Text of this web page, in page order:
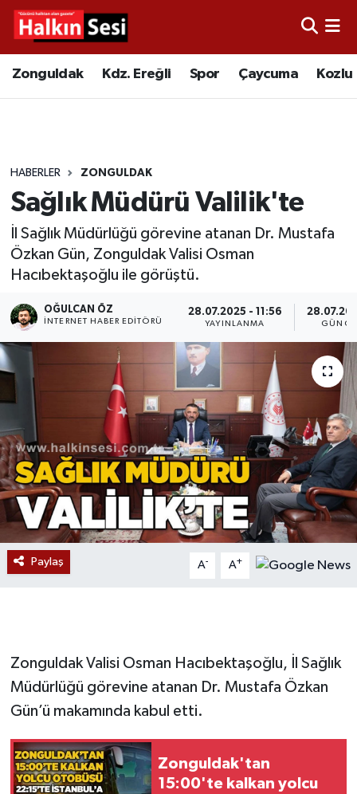
Zonguldak Kdz. Ereğli Spor Çaycuma Kozlu
HABERLER ZONGULDAK
Sağlık Müdürü Valilik'te
İl Sağlık Müdürlüğü görevine atanan Dr. Mustafa
Özkan Gün, Zonguldak Valisi Osman
Hacıbektaşoğlu ile görüştü.
OĞULCAN ÖZ
İNTERNET HABER EDITÖRÜ
28.07.2025 - 11:56
YAYINLANMA
Paylaş A- A+
Zonguldak Valisi Osman Hacıbektaşoğlu, İl Sağlık
Müdürlüğü görevine atanan Dr. Mustafa Özkan
Gün’ü makamında kabul etti.
Zonguldak'tan
15:00'te kalkan yolcu
Video
Çaycuma
Asayiş
Bartın
Karabük
ÇEVRE
BİLİM VE TEKNOLOJİ
DUNYA
Ekonomi
Genel
Gökçebey
Merkez Hava Durumu
Son Dakika Haberleri
Haber Arşivi